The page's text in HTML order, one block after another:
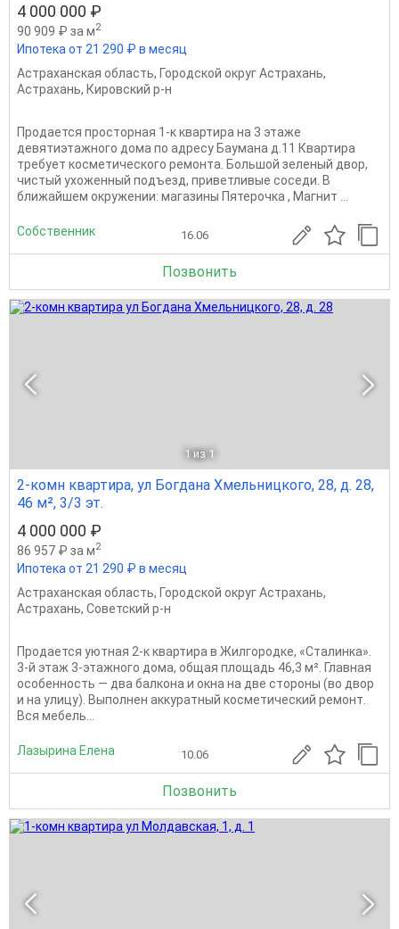
4 000 000 ₽
90 909 ₽ за м2
Ипотека от 21 290 ₽ в месяц
Астраханская область, Городской округ Астрахань,
Астрахань, Кировский р-н
Продается просторная 1-к квартира на 3 этаже
девятиэтажного дома по адресу Баумана д.11 Квартира
требует косметического ремонта. Большой зеленый двор,
чистый ухоженный подъезд, приветливые соседи. В
ближайшем окружении: магазины Пятерочка , Магнит ...
Собственник 16.06
Позвонить
1 из 1
2-комн квартира, ул Богдана Хмельницкого, 28, д. 28,
46 м², 3/3 эт.
4 000 000 ₽
86 957 ₽ за м2
Ипотека от 21 290 ₽ в месяц
Астраханская область, Городской округ Астрахань,
Астрахань, Советский р-н
Продается уютная 2-к квартира в Жилгородке, «Сталинка».
3-й этаж 3-этажного дома, общая площадь 46,3 м². Главная
особенность — два балкона и окна на две стороны (во двор
и на улицу). Выполнен аккуратный косметический ремонт.
Вся мебель...
Лазырина Елена 10.06
Позвонить